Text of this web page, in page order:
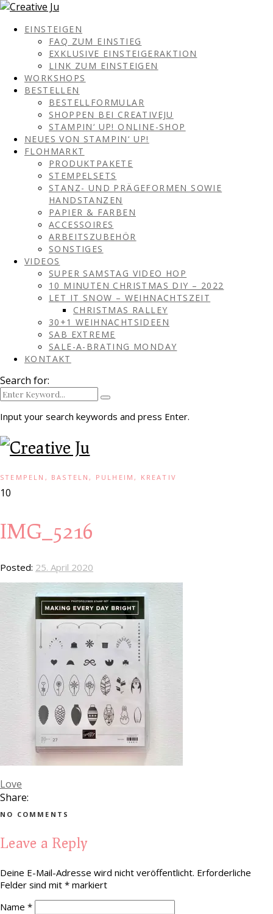
EINSTEIGEN
FAQ ZUM EINSTIEG
EXKLUSIVE EINSTEIGERAKTION
LINK ZUM EINSTEIGEN
WORKSHOPS
BESTELLEN
BESTELLFORMULAR
SHOPPEN BEI CREATIVEJU
STAMPIN‘ UP! ONLINE-SHOP
NEUES VON STAMPIN‘ UP!
FLOHMARKT
PRODUKTPAKETE
STEMPELSETS
STANZ- UND PRÄGEFORMEN SOWIE
HANDSTANZEN
PAPIER & FARBEN
ACCESSOIRES
ARBEITSZUBEHÖR
SONSTIGES
VIDEOS
SUPER SAMSTAG VIDEO HOP
10 MINUTEN CHRISTMAS DIY – 2022
LET IT SNOW – WEIHNACHTSZEIT
CHRISTMAS RALLEY
30+1 WEIHNACHTSIDEEN
SAB EXTREME
SALE-A-BRATING MONDAY
KONTAKT
Search for:
Input your search keywords and press Enter.
STEMPELN, BASTELN, PULHEIM, KREATIV
10
IMG_5216
Posted: 25. April 2020
Love
Share:
NO COMMENTS
Leave a Reply
Deine E-Mail-Adresse wird nicht veröffentlicht. Erforderliche
Felder sind mit * markiert
Name *